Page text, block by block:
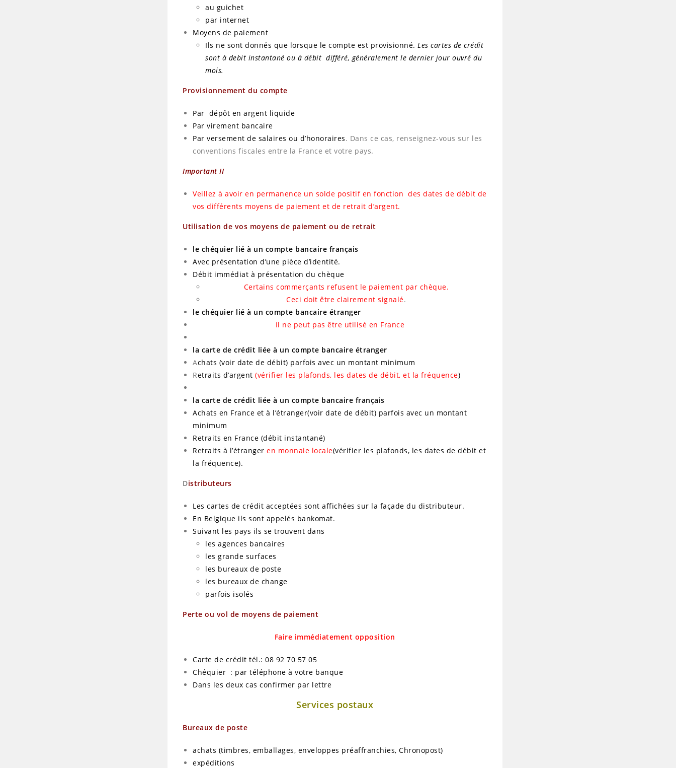
au guichet
par internet
Moyens de paiement
Ils ne sont donnés que lorsque le compte est provisionné.Les cartes de crédit
sont à debit instantané ou à débit différé, généralement le dernier jour ouvré du
mois.
Provisionnement du compte
Par dépôt en argent liquide
Par virement bancaire
Par versement de salaires ou d’honoraires. Dans ce cas, renseignez-vous sur les
conventions fiscales entre la France et votre pays.
Important II
Veillez à avoir en permanence un solde positif en fonction des dates de débit de
vos différents moyens de paiement et de retrait d’argent.
Utilisation de vos moyens de paiement ou de retrait
le chéquier lié à un compte bancaire français
Avec présentation d’une pièce d’identité.
Débit immédiat à présentation du chèque
Certains commerçants refusent le paiement par chèque.
Ceci doit être clairement signalé.
le chéquier lié à un compte bancaire étranger
Il ne peut pas être utilisé en France
la carte de crédit liée à un compte bancaire étranger
Achats (voir date de débit) parfois avec un montant minimum
Retraits d’argent(vérifier les plafonds, les dates de débit, et la fréquence)
la carte de crédit liée à un compte bancaire français
Achats en France et à l’étranger(voir date de débit) parfois avec un montant
minimum
Retraits en France (débit instantané)
Retraits à l’étrangeren monnaie locale(vérifier les plafonds, les dates de débit et
la fréquence).
Distributeurs
Les cartes de crédit acceptées sont affichées sur la façade du distributeur.
En Belgique ils sont appelés bankomat.
Suivant les pays ils se trouvent dans
les agences bancaires
les grande surfaces
les bureaux de poste
les bureaux de change
parfois isolés
Perte ou vol de moyens de paiement
Faire immédiatement opposition
Carte de crédit tél.: 08 92 70 57 05
Chéquier : par téléphone à votre banque
Dans les deux cas confirmer par lettre
Services postaux
Bureaux de poste
achats (timbres, emballages, enveloppes préaffranchies, Chronopost)
expéditions